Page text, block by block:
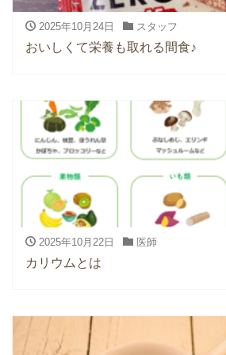
2025年10月24日 スタッフ
おいしくて栄養も取れる間食♪
2025年10月22日 医師
カリウムとは